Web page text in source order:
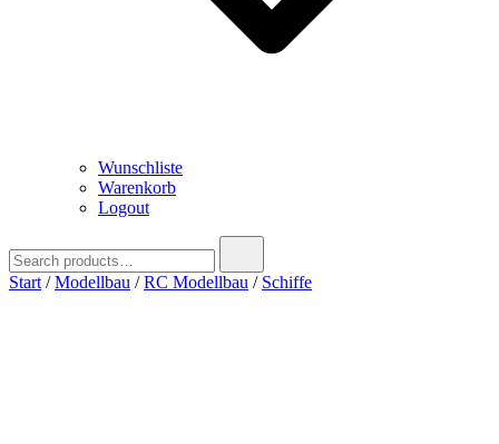
Wunschliste
Warenkorb
Logout
for:
Start /Modellbau /RC Modellbau / Schiffe